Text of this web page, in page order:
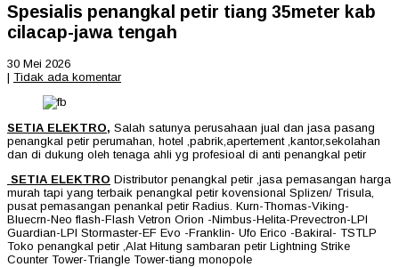
Spesialis penangkal petir tiang 35meter kab
cilacap-jawa tengah
30 Mei 2026
| Tidak ada komentar
SETIA ELEKTRO, Salah satunya perusahaan jual dan jasa pasang
penangkal petir perumahan, hotel ,pabrik,apertement ,kantor,sekolahan
dan di dukung oleh tenaga ahli yg profesioal di anti penangkal petir
SETIA ELEKTRO Distributor penangkal petir ,jasa pemasangan harga
murah tapi yang terbaik penangkal petir kovensional Splizen/ Trisula,
pusat pemasangan penankal petir Radius. Kurn-Thomas-Viking-
Bluecrn-Neo flash-Flash Vetron Orion -Nimbus-Helita-Prevectron-LPI
Guardian-LPI Stormaster-EF Evo -Franklin- Ufo Erico -Bakiral- TSTLP
Toko penangkal petir ,Alat Hitung sambaran petir Lightning Strike
Counter Tower-Triangle Tower-tiang monopole